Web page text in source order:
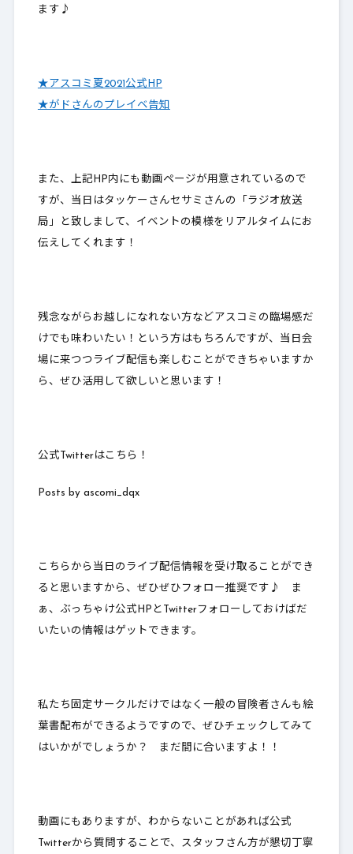
ます♪
★アスコミ夏2021公式HP
★がドさんのプレイベ告知
また、上記HP内にも動画ページが用意されているので
すが、当日はタッケーさんセサミさんの「ラジオ放送
局」と致しまして、イベントの模様をリアルタイムにお
伝えしてくれます！
残念ながらお越しになれない方などアスコミの臨場感だ
けでも味わいたい！という方はもちろんですが、当日会
場に来つつライブ配信も楽しむことができちゃいますか
ら、ぜひ活用して欲しいと思います！
公式Twitterはこちら！
Posts by ascomi_dqx
こちらから当日のライブ配信情報を受け取ることができ
ると思いますから、ぜひぜひフォロー推奨です♪ ま
ぁ、ぶっちゃけ公式HPとTwitterフォローしておけばだ
いたいの情報はゲットできます 。
私たち固定サークルだけではなく一般の冒険者さんも絵
葉書配布ができるようですので、ぜひチェックしてみて
はいかがでしょうか？ まだ間に合いますよ！！
動画にもありますが、わからないことがあれば公式
Twitterから質問することで、スタッフさん方が懇切丁寧